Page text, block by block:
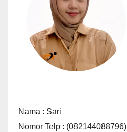
Nama : Sari
Nomor Telp : (082144088796)